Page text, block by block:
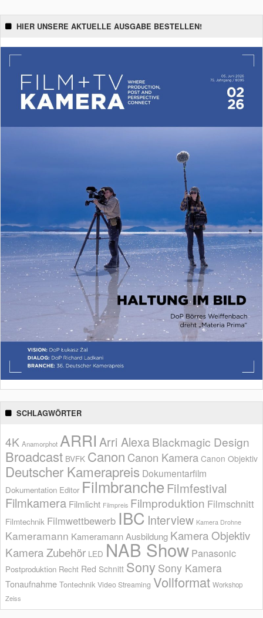
HIER UNSERE AKTUELLE AUSGABE BESTELLEN!
SCHLAGWÖRTER
4K Anamorphot ARRI Arri AlexaBlackmagic Design
Broadcast BVFK Canon Canon Kamera Canon Objektiv
Deutscher Kamerapreis Dokumentarfilm
Dokumentation Editor Filmbranche Filmfestival
Filmkamera Filmlicht Filmpreis Filmproduktion Filmschnitt
Filmtechnik Filmwettbewerb IBC Interview Kamera Drohne
Kameramann Kameramann Ausbildung Kamera Objektiv
Kamera Zubehör LED NAB Show Panasonic
Postproduktion Recht Red Schnitt Sony Sony Kamera
Tonaufnahme Tontechnik Video Streaming Vollformat Workshop
Zeiss